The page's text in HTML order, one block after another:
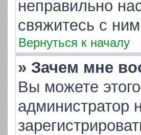
неправильно
свяжитесь с
Вернуться к началу
» Зачем мне
Вы можете
администратор